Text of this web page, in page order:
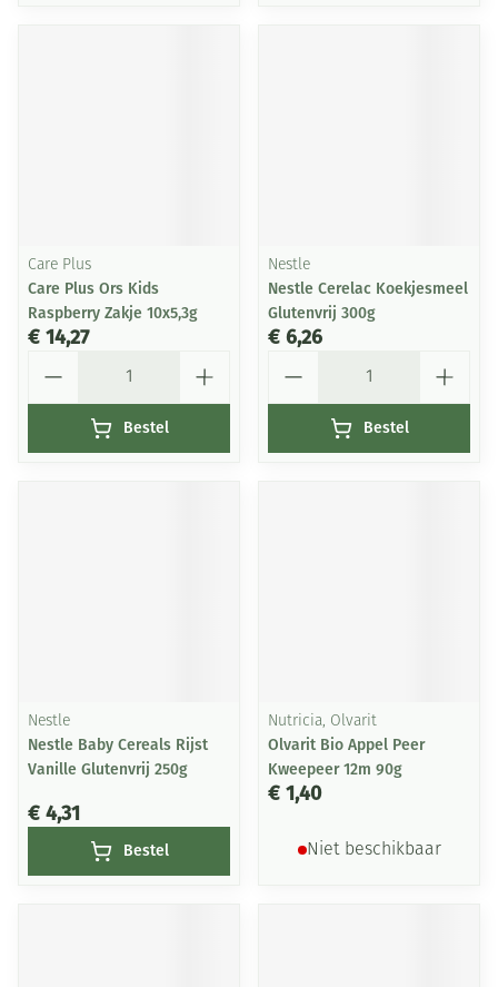
Care Plus
Care Plus Ors Kids
Raspberry Zakje 10x5,3g
€ 14,27
Bestel
Nestle
Nestle Cerelac Koekjesmeel
Glutenvrij 300g
€ 6,26
Bestel
Nestle
Nestle Baby Cereals Rijst
Vanille Glutenvrij 250g
€ 4,31
Bestel
Nutricia, Olvarit
Olvarit Bio Appel Peer
Kweepeer 12m 90g
€ 1,40
Niet beschikbaar